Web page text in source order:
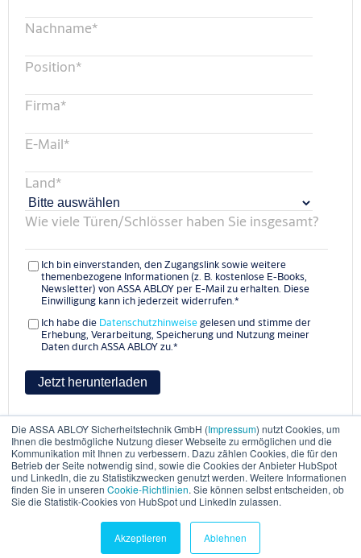
Die ASSA ABLOY Sicherheitstechnik GmbH (Impressum) nutzt Cookies, um
Ihnen die bestmögliche Nutzung dieser Webseite zu ermöglichen und die
Kommunikation mit Ihnen zu verbessern. Dazu zählen Cookies, die für den
Betrieb der Seite notwendig sind, sowie die Cookies der Anbieter HubSpot
und LinkedIn, die zu Statistikzwecken genutzt werden. Weitere Informationen
finden Sie in unseren Cookie-Richtlinien. Sie können selbst entscheiden, ob
Sie die Statistik-Cookies von HubSpot und LinkedIn zulassen.
Akzeptieren Ablehnen
Nachname*
Position*
Firma*
E-Mail*
Land*
Wie viele Türen/Schlösser haben Sie insgesamt?
Ich bin einverstanden, den Zugangslink sowie weitere
themenbezogene Informationen (z. B. kostenlose E-Books,
Newsletter) von ASSA ABLOY per E-Mail zu erhalten. Diese
Einwilligung kann ich jederzeit widerrufen.*
Ich habe die Datenschutzhinweisegelesen und stimme der
Erhebung, Verarbeitung, Speicherung und Nutzung meiner
Daten durch ASSA ABLOY zu.*
© ASSA ABLOY
Impressum
Datenschutz
Experience a safer and more open world